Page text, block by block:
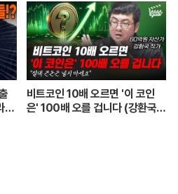
움 어벤져스 vs 일금회 | 16강 1
경기
이
비트코인 10배 오르면 '이 코인
은' 100배 오를 겁니다 (강환국